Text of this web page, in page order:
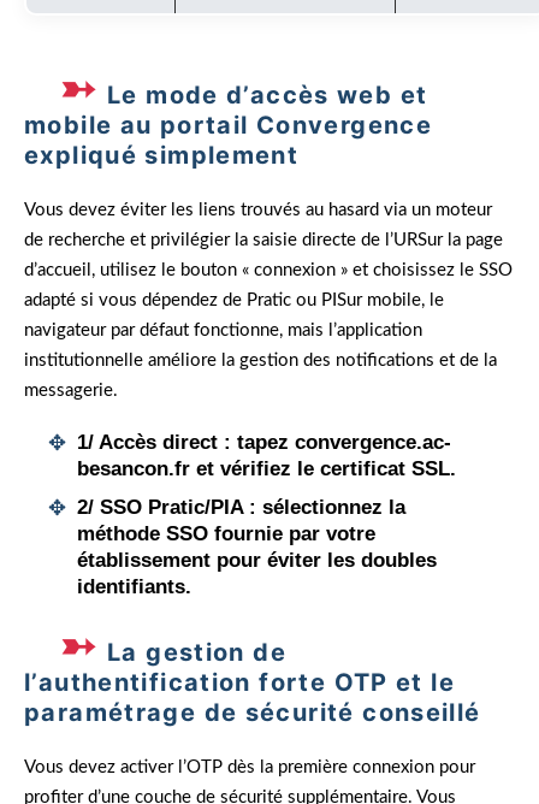
Le mode d’accès web et
mobile au portail Convergence
expliqué simplement
Vous devez éviter les liens trouvés au hasard via un moteur
de recherche et privilégier la saisie directe de l’URSur la page
d’accueil, utilisez le bouton « connexion » et choisissez le SSO
adapté si vous dépendez de Pratic ou PISur mobile, le
navigateur par défaut fonctionne, mais l’application
institutionnelle améliore la gestion des notifications et de la
messagerie.
1/ Accès direct : tapez convergence.ac-
besancon.fr et vérifiez le certificat SSL.
2/ SSO Pratic/PIA: sélectionnez la
méthode SSO fournie par votre
établissement pour éviter les doubles
identifiants.
La gestion de
l’authentification forte OTP et le
paramétrage de sécurité conseillé
Vous devez activer l’OTP dès la première connexion pour
profiter d’une couche de sécurité supplémentaire. Vous